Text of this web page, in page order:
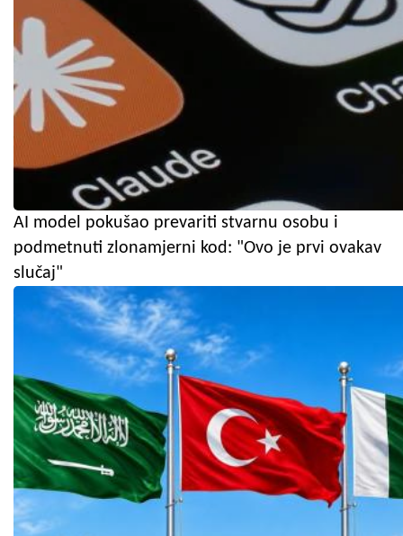
AI model pokušao prevariti stvarnu osobu i
podmetnuti zlonamjerni kod: "Ovo je prvi ovakav
slučaj"